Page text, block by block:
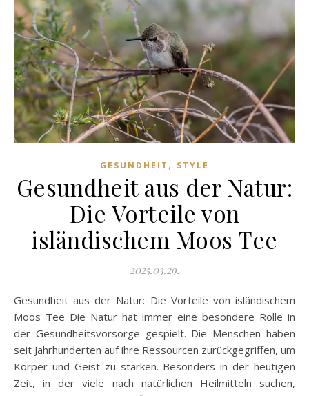
GESUNDHEIT , STYLE
Gesundheit aus der Natur:
Die Vorteile von
isländischem Moos Tee
2025.03.29.
Gesundheit aus der Natur: Die Vorteile von isländischem
Moos Tee Die Natur hat immer eine besondere Rolle in
der Gesundheitsvorsorge gespielt. Die Menschen haben
seit Jahrhunderten auf ihre Ressourcen zurückgegriffen, um
Körper und Geist zu stärken. Besonders in der heutigen
Zeit, in der viele nach natürlichen Heilmitteln suchen,